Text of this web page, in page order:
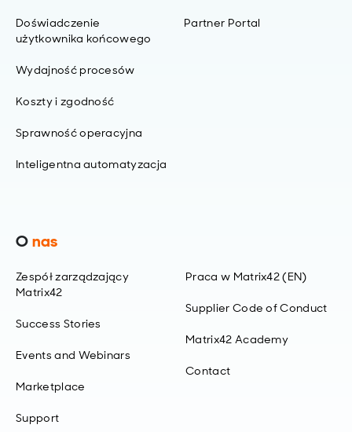
Doświadczenie
użytkownika końcowego
Wydajność procesów
Koszty i zgodność
Sprawność operacyjna
Inteligentna automatyzacja
Onas
Zespół zarządzający
Matrix42
Success Stories
Events and Webinars
Marketplace
Support
Praca w Matrix42 (EN)
Supplier Code of Conduct
Matrix42 Academy
Contact
Partner Portal